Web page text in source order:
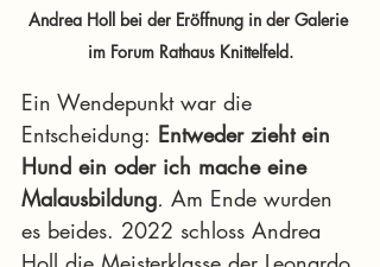
Andrea Holl bei der Eröffnung in der Galerie
im Forum Rathaus Knittelfeld.
Ein Wendepunkt war die
Entscheidung: Entweder zieht ein
Hund ein oder ich mache eine
Malausbildung. Am Ende wurden
es beides. 2022 schloss Andrea